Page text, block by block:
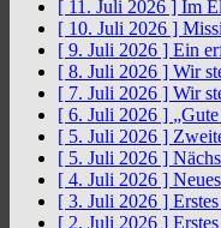
[ 11. Juli 2026 ] Im
[ 10. Juli 2026 ]
[ 9. Juli 2026 ] Ein
[ 8. Juli 2026 ] Wir
[ 7. Juli 2026 ] Wir
[ 6. Juli 2026 ]
[ 5. Juli 2026 ]
[ 5. Juli 2026 ]
[ 4. Juli 2026 ]
[ 3. Juli 2026 ]
[ 2. Juli 2026 ]